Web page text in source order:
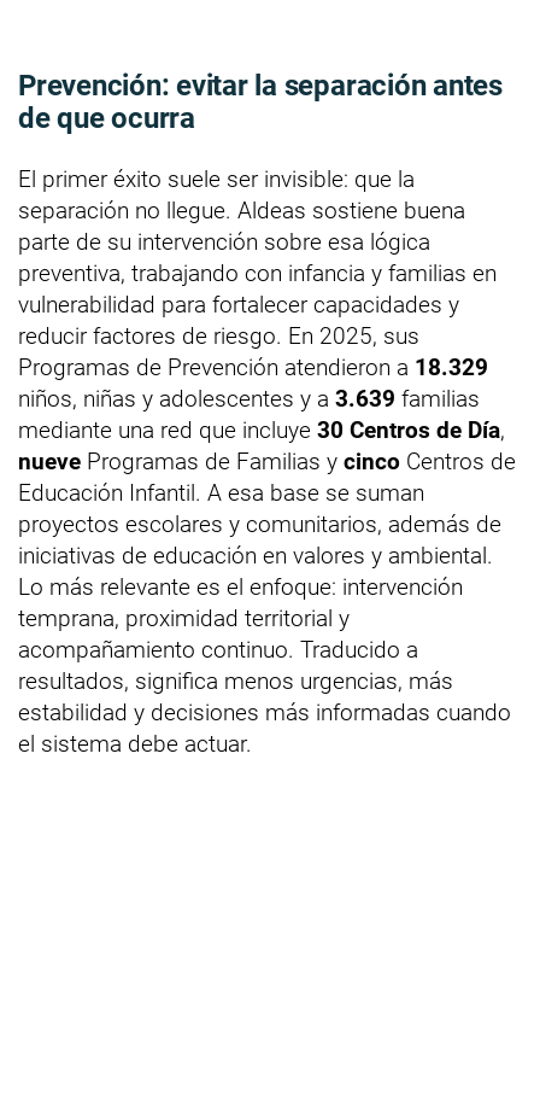
Prevención: evitar la separación antes
de que ocurra
El primer éxito suele ser invisible: que la
separación no llegue. Aldeas sostiene buena
parte de su intervención sobre esa lógica
preventiva, trabajando con infancia y familias en
vulnerabilidad para fortalecer capacidades y
reducir factores de riesgo. En 2025, sus
Programas de Prevención atendieron a 18.329
niños, niñas y adolescentes y a 3.639 familias
mediante una red que incluye 30 Centros de Día,
nueve Programas de Familias y cinco Centros de
Educación Infantil. A esa base se suman
proyectos escolares y comunitarios, además de
iniciativas de educación en valores y ambiental.
Lo más relevante es el enfoque: intervención
temprana, proximidad territorial y
acompañamiento continuo. Traducido a
resultados, significa menos urgencias, más
estabilidad y decisiones más informadas cuando
el sistema debe actuar.